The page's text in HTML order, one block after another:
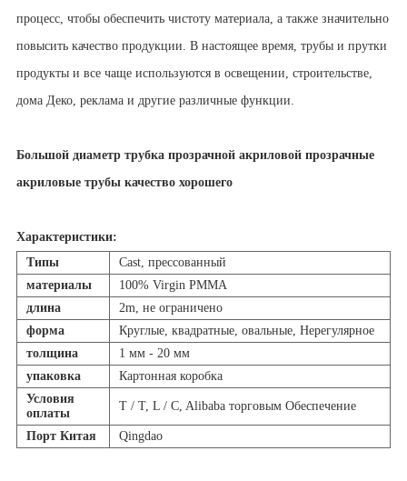
процесс, чтобы обеспечить чистоту материала, а также значительно
повысить качество продукции. В настоящее время, трубы и прутки
продукты и все чаще используются в освещении, строительстве,
дома Деко, реклама и другие различные функции.
Большой диаметр трубка прозрачной акриловой прозрачные
акриловые трубы качество хорошего
Характеристики:
Типы
Cast, прессованный
материалы
100% Virgin PMMA
длина
2m, не ограничено
форма
Круглые, квадратные, овальные, Нерегулярное
толщина
1 мм - 20 мм
упаковка
Картонная коробка
Условия
оплаты
T / T, L / C, Alibaba торговым Обеспечение
Порт Китая Qingdao